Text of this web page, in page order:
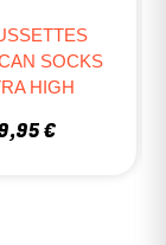
SOCKS
ANKLE HIGH
10,95 €